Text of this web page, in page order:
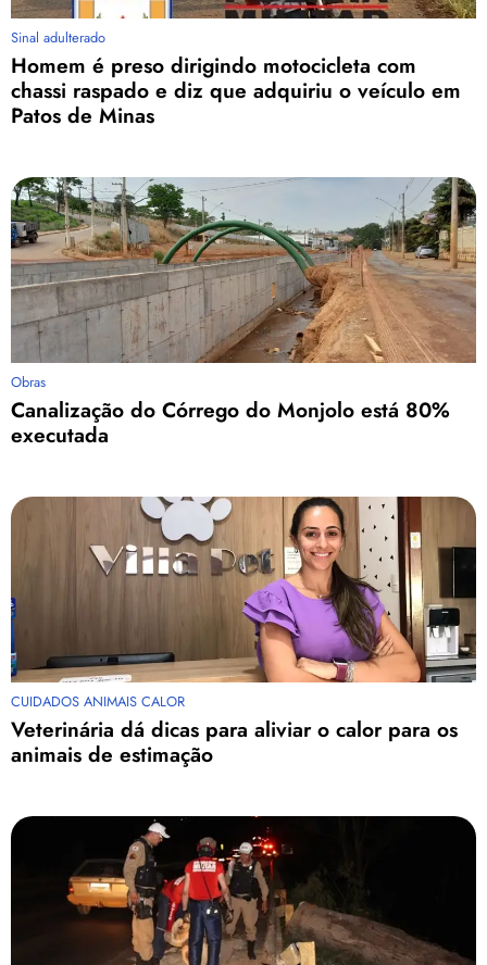
Sinal adulterado
Homem é preso dirigindo motocicleta com
chassi raspado e diz que adquiriu o veículo em
Patos de Minas
Obras
Canalização do Córrego do Monjolo está 80%
executada
CUIDADOS ANIMAIS CALOR
Veterinária dá dicas para aliviar o calor para os
animais de estimação